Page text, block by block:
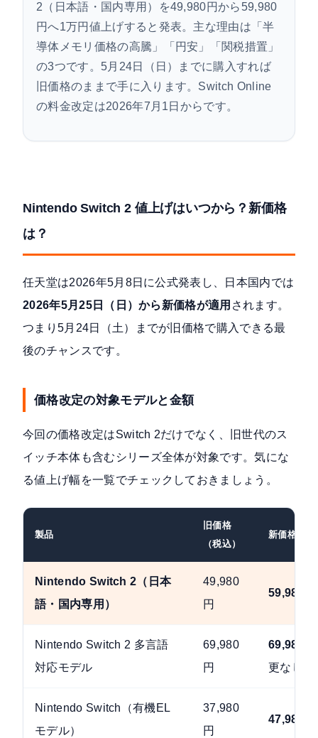
2（日本語・国内専用）を49,980円から59,980
円へ1万円値上げすると発表。主な理由は「半
導体メモリ価格の高騰」「円安」「関税措置」
の3つです。5月24日（日）までに購入すれば
旧価格のままで手に入ります。Switch Online
の料金改定は2026年7月1日からです。
Nintendo Switch 2 値上げはいつから？新価格
は？
任天堂は2026年5月8日に公式発表 し、日本国内では
2026年5月25日（日）から新価格が適用 されます。
つまり5月24日（土）までが旧価格で購入できる最
後のチャンスです。
価格改定の対象モデルと金額
今回の価格改定はSwitch 2だけでなく、旧世代のス
イッチ本体も含むシリーズ全体が対象です。気にな
る値上げ幅を一覧でチェックしておきましょう。
製品
旧価格
（税込）
新価格（税
Nintendo Switch 2（日本
語・国内専用）
49,980
円
59,980円
Nintendo Switch 2 多言語
対応モデル
69,980
円
69,980円
更なし）
Nintendo Switch（有機EL
モデル）
37,980
円
47,980円